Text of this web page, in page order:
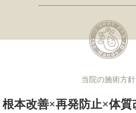
当院の施術⽅針
根本改善×再発防止×体